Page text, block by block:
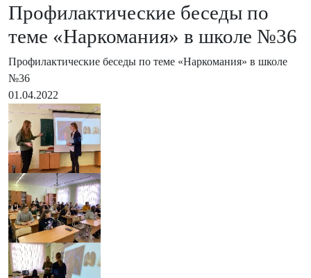
Профилактические беседы по
теме «Наркомания» в школе №36
Профилактические беседы по теме «Наркомания» в школе
№36
01.04.2022